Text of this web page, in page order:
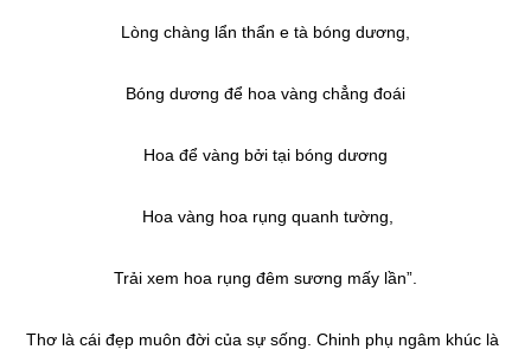
Lòng chàng lẩn thẩn e tà bóng dương,
Bóng dương để hoa vàng chẳng đoái
Hoa để vàng bởi tại bóng dương
Hoa vàng hoa rụng quanh tường,
Trải xem hoa rụng đêm sương mấy lần”.
Thơ là cái đẹp muôn đời của sự sống. Chinh phụ ngâm khúc là